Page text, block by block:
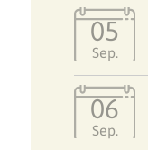
05
Sep.
06
Sep.